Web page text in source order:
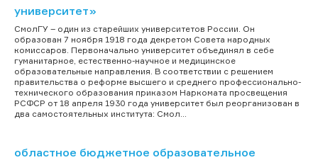
университет»
СмолГУ – один из старейших университетов России. Он
образован 7 ноября 1918 года декретом Совета народных
комиссаров. Первоначально университет объединял в себе
гуманитарное, естественно-научное и медицинское
образовательные направления. В соответствии с решением
правительства о реформе высшего и среднего профессионально-
технического образования приказом Наркомата просвещения
РСФСР от 18 апреля 1930 года университет был реорганизован в
два самостоятельных института: Смол...
областное бюджетное образовательное